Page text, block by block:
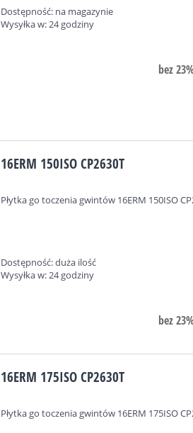
Dostępność: na magazynie
Wysyłka w:24 godziny
bez
16ERM 150ISO CP2630T
Płytka go toczenia gwintów 16ERM 150ISO
Dostępność:duża ilość
Wysyłka w:24 godziny
bez
16ERM 175ISO CP2630T
Płytka go toczenia gwintów 16ERM 175ISO